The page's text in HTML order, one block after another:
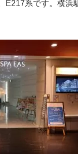
E217系です。横浜